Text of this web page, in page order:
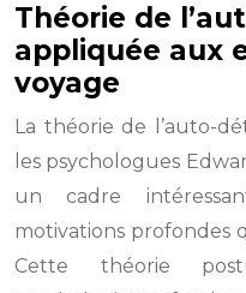
Théorie de
appliquée aux
voyage
La théorie de l’auto-
les psychologues
un cadre
motivations profondes
Cette théorie